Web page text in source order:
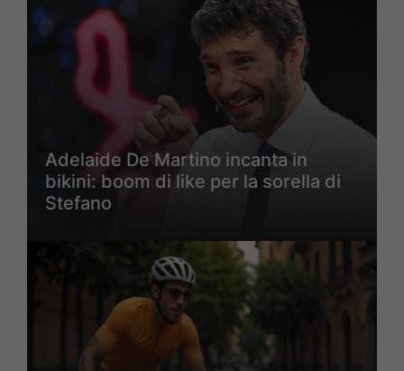
Adelaide De Martino incanta in
bikini: boom di like per la sorella di
Stefano